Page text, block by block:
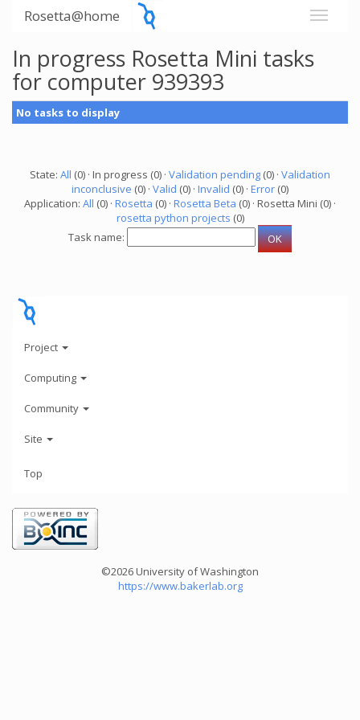
Rosetta@home
In progress Rosetta Mini tasks
for computer 939393
No tasks to display
State: All (0) · In progress (0) · Validation pending (0) · Validation
inconclusive (0) · Valid (0) · Invalid (0) · Error (0)
Application: All (0) · Rosetta (0) · Rosetta Beta (0) · Rosetta Mini (0) ·
rosetta python projects (0)
Task name:
Project
Computing
Community
Site
Top
©2026 University of Washington
https://www.bakerlab.org